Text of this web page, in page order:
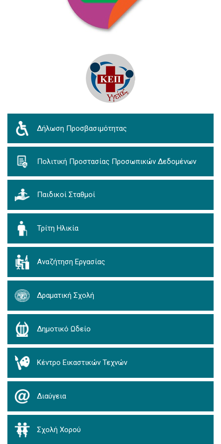
Δήλωση Προσβασιμότητας
Πολιτική Προστασίας Προσωπικών Δεδομένων
Παιδικοί Σταθμοί
Τρίτη Ηλικία
Αναζήτηση Εργασίας
Δραματική Σχολή
Δημοτικό Ωδείο
Κέντρο Εικαστικών Τεχνών
Διαύγεια
Σχολή Χορού